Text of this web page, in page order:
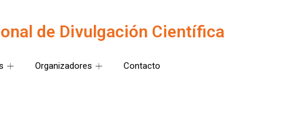
de Divulgación Científica
Organizadores Contacto